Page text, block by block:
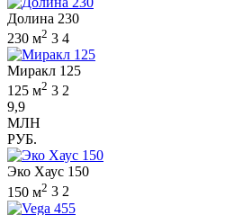
Долина 230
230 м2 3 4
Миракл 125
125 м2 3 2
9,9
МЛН
РУБ.
Эко Хаус 150
150 м2 3 2